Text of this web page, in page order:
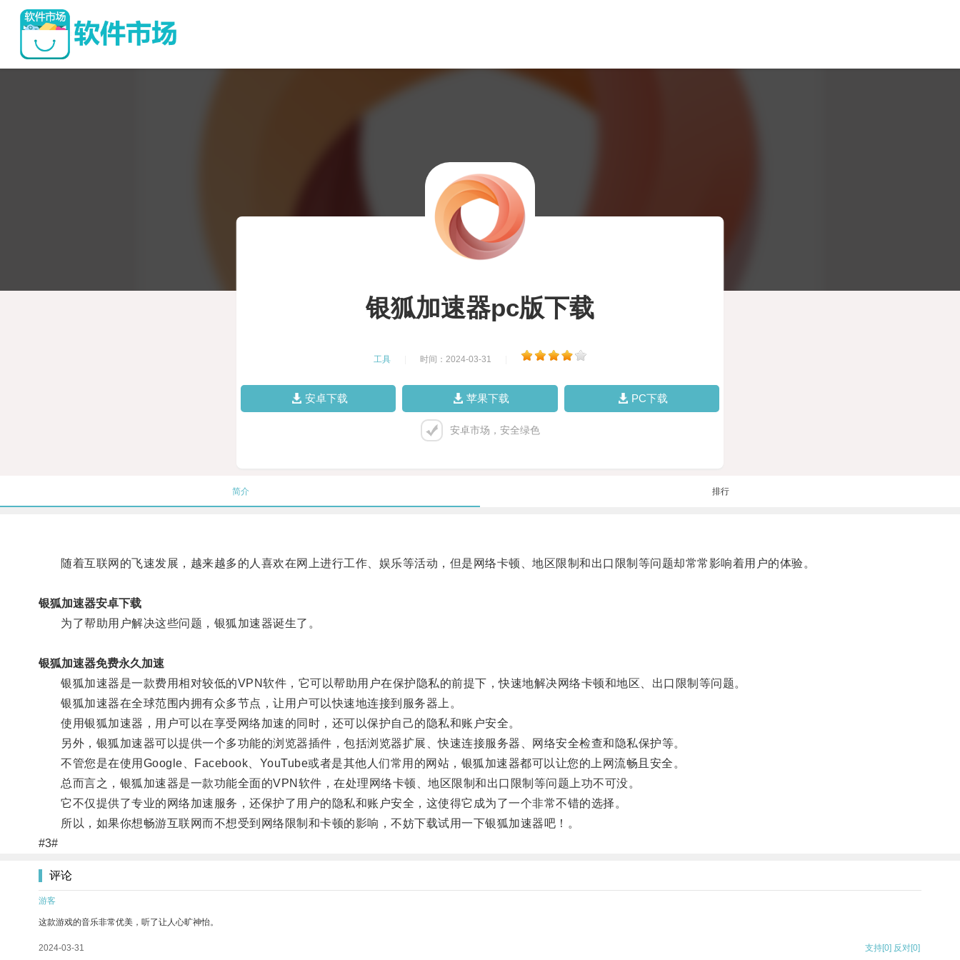
银狐加速器pc版下载
工具 时间：2024-03-31
安卓下载 苹果下载 PC下载
安卓市场，安全绿色
简介 排行
随着互联网的飞速发展，越来越多的人喜欢在网上进行工作、娱乐等活动，但是网络卡顿、地区限制和出口限制等问题却常常影响着用户的体验。
银狐加速器安卓下载
为了帮助用户解决这些问题，银狐加速器诞生了。
银狐加速器免费永久加速
银狐加速器是一款费用相对较低的VPN软件，它可以帮助用户在保护隐私的前提下，快速地解决网络卡顿和地区、出口限制等问题。
银狐加速器在全球范围内拥有众多节点，让用户可以快速地连接到服务器上。
使用银狐加速器，用户可以在享受网络加速的同时，还可以保护自己的隐私和账户安全。
另外，银狐加速器可以提供一个多功能的浏览器插件，包括浏览器扩展、快速连接服务器、网络安全检查和隐私保护等。
不管您是在使用Google、Facebook、YouTube或者是其他人们常用的网站，银狐加速器都可以让您的上网流畅且安全。
总而言之，银狐加速器是一款功能全面的VPN软件，在处理网络卡顿、地区限制和出口限制等问题上功不可没。
它不仅提供了专业的网络加速服务，还保护了用户的隐私和账户安全，这使得它成为了一个非常不错的选择。
所以，如果你想畅游互联网而不想受到网络限制和卡顿的影响，不妨下载试用一下银狐加速器吧！。
#3#
评论
游客
这款游戏的音乐非常优美，听了让人心旷神怡。
2024-03-31 支持[0] 反对[0]